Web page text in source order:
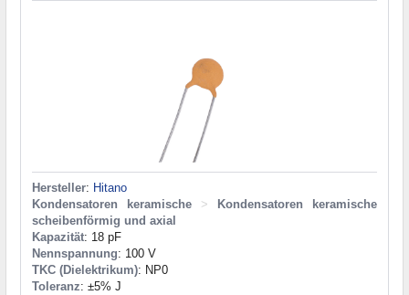
Hersteller: Hitano
Kondensatoren keramische
>
Kondensatoren keramische
scheibenförmig und axial
Kapazität: 18 pF
Nennspannung: 100 V
TKC (Dielektrikum): NP0
Toleranz: ±5% J